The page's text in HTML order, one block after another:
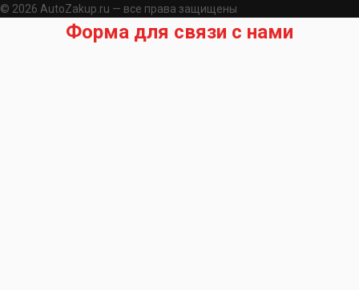
© 2026 AutoZakup.ru — все права защищены
Форма для связи с нами